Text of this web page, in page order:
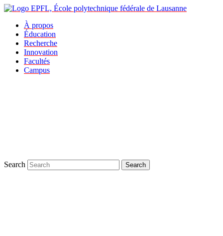
À propos
Éducation
Recherche
Innovation
Facultés
Campus
Search Search